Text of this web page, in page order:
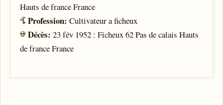
Hauts de france France
Profession:Cultivateur a ficheux
Décès:23 fév 1952 : Ficheux 62 Pas de calais Hauts
de france France